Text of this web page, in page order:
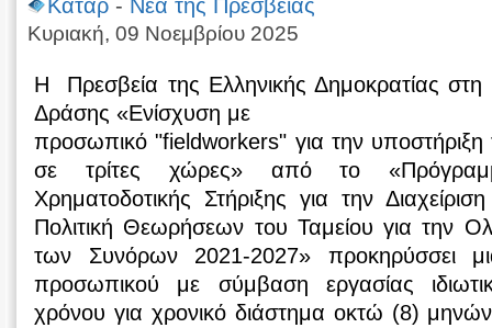
Κατάρ - Νέα της Πρεσβείας
Κυριακή, 09 Νοεμβρίου 2025
Η Πρεσβεία της Ελληνικής Δημοκρατίας στη
Δράσης «Ενίσχυση με
προσωπικό "fieldworkers" για την
σε τρίτες χώρες» από το
Χρηματοδοτικής Στήριξης για την
Πολιτική Θεωρήσεων του Ταμείου για την
των Συνόρων 2021-2027» προκηρύσσει
προσωπικού με σύμβαση εργασίας
χρόνου για χρονικό διάστημα οκτώ (8)